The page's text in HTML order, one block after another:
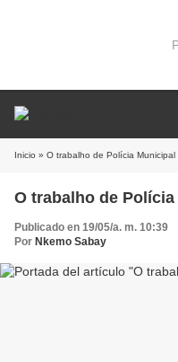
Inicio » O trabalho de Polícia Municipal
O trabalho de
Publicado en 19/05/a. m. 10:39
Por Nkemo Sabay